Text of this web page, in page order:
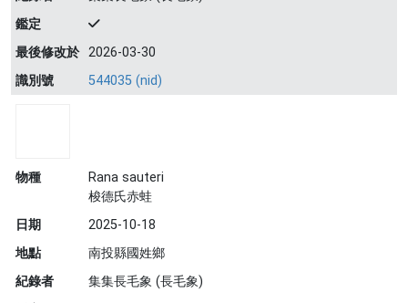
鑑定
最後修改於 2026-03-30
識別號
544035 (nid)
物種
Rana sauteri
梭德氏赤蛙
日期
2025-10-18
地點
南投縣國姓鄉
紀錄者
集集長毛象 (長毛象)